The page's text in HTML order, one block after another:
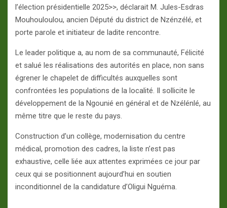
l’élection présidentielle 2025>>, déclarait M. Jules-Esdras
Mouhouloulou, ancien Député du district de Nzénzélé, et
porte parole et initiateur de ladite rencontre.
Le leader politique a, au nom de sa communauté, Félicité
et salué les réalisations des autorités en place, non sans
égrener le chapelet de difficultés auxquelles sont
confrontées les populations de la localité. Il sollicite le
développement de la Ngounié en général et de Nzélénlé, au
même titre que le reste du pays.
Construction d’un collège, modernisation du centre
médical, promotion des cadres, la liste n’est pas
exhaustive, celle liée aux attentes exprimées ce jour par
ceux qui se positionnent aujourd’hui en soutien
inconditionnel de la candidature d’Oligui Nguéma.